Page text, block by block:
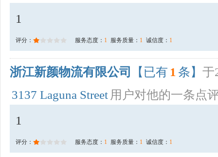
1
评分： 服务态度： 1 服务质量： 1 诚信度： 1
浙江新颜物流有限公司 【已有 1 条】 于
3137 Laguna Street 用户对他的一条点
1
评分： 服务态度： 1 服务质量： 1 诚信度： 1